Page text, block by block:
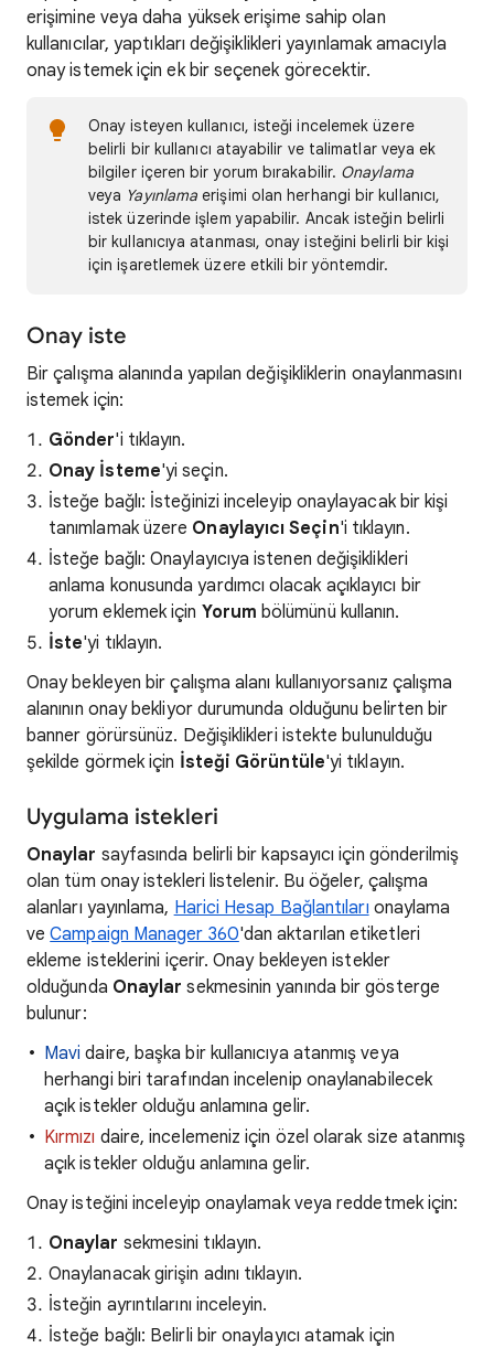
erişimine veya daha yüksek erişime sahip olan
kullanıcılar, yaptıkları değişiklikleri yayınlamak amacıyla
onay istemek için ek bir seçenek görecektir.
Onay isteyen kullanıcı, isteği incelemek üzere
belirli bir kullanıcı atayabilir ve talimatlar veya ek
bilgiler içeren bir yorum bırakabilir. Onaylama
veya Yayınlama erişimi olan herhangi bir kullanıcı,
istek üzerinde işlem yapabilir. Ancak isteğin belirli
bir kullanıcıya atanması, onay isteğini belirli bir kişi
için işaretlemek üzere etkili bir yöntemdir.
Onay iste
Bir çalışma alanında yapılan değişikliklerin onaylanmasını
istemek için:
Gönder'i tıklayın.
Onay İsteme'yi seçin.
İsteğe bağlı: İsteğinizi inceleyip onaylayacak bir kişi
tanımlamak üzere Onaylayıcı Seçin'i tıklayın.
İsteğe bağlı: Onaylayıcıya istenen değişiklikleri
anlama konusunda yardımcı olacak açıklayıcı bir
yorum eklemek için Yorum bölümünü kullanın.
İste'yi tıklayın.
Onay bekleyen bir çalışma alanı kullanıyorsanız çalışma
alanının onay bekliyor durumunda olduğunu belirten bir
banner görürsünüz. Değişiklikleri istekte bulunulduğu
şekilde görmek için İsteği Görüntüle'yi tıklayın.
Uygulama istekleri
Onaylar sayfasında belirli bir kapsayıcı için gönderilmiş
olan tüm onay istekleri listelenir. Bu öğeler, çalışma
alanları yayınlama, Harici Hesap Bağlantıları onaylama
veCampaign Manager 360'dan aktarılan etiketleri
ekleme isteklerini içerir. Onay bekleyen istekler
olduğunda Onaylar sekmesinin yanında bir gösterge
bulunur:
Mavi daire, başka bir kullanıcıya atanmış veya
herhangi biri tarafından incelenip onaylanabilecek
açık istekler olduğu anlamına gelir.
Kırmızı daire, incelemeniz için özel olarak size atanmış
açık istekler olduğu anlamına gelir.
Onay isteğini inceleyip onaylamak veya reddetmek için:
Onaylar sekmesini tıklayın.
Onaylanacak girişin adını tıklayın.
İsteğin ayrıntılarını inceleyin.
İsteğe bağlı: Belirli bir onaylayıcı atamak için